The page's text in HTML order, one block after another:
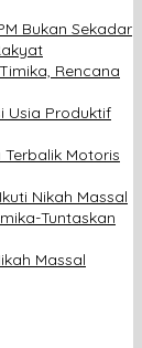
Bukan Sekadar
Rencana
Usia Produktif
Motoris
Nikah Massal
Tuntaskan
Massal